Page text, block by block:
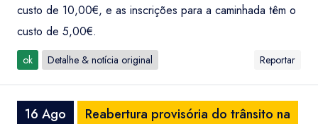
custo de 10,00€, e as inscrições para a caminhada têm o
custo de 5,00€.
ok Detalhe & notícia original Reportar
16 Ago
Reabertura provisória do trânsito na